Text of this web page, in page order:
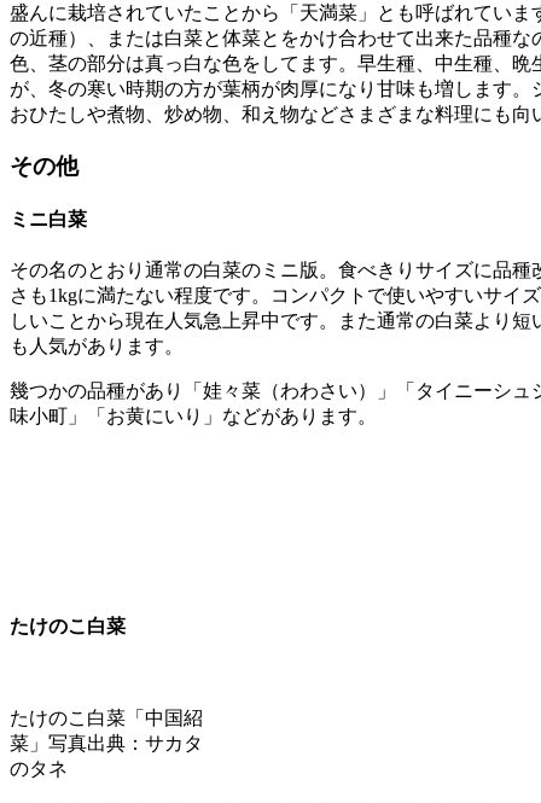
盛んに栽培されていたことから「天満菜」とも呼ばれてい
の近種）、または白菜と体菜とをかけ合わせて出来た品種
色、茎の部分は真っ白な色をしてます。早生種、中生種、
が、冬の寒い時期の方が葉柄が肉厚になり甘味も増します
おひたしや煮物、炒め物、和え物などさまざまな料理にも向
その他
ミニ白菜
その名のとおり通常の白菜のミニ版。食べきりサイズに品種
さも1kgに満たない程度です。コンパクトで使いやすいサイ
しいことから現在人気急上昇中です。また通常の白菜より
も人気があります。
幾つかの品種があり「娃々菜（わわさい）」「タイニーシ
味小町」「お黄にいり」などがあります。
たけのこ白菜
たけのこ白菜「中国紹
菜」写真出典：サカタ
のタネ